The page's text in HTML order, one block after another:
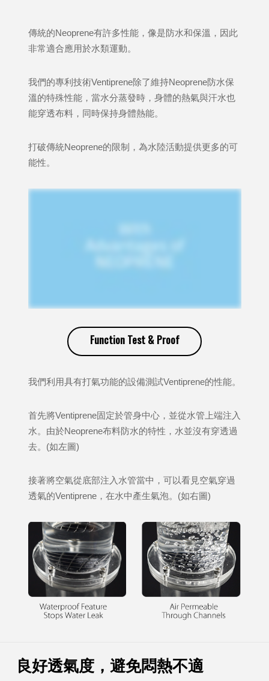
傳統的Neoprene有許多性能，像是防水和保溫，因此
非常適合應用於水類運動。
我們的專利技術Ventiprene除了維持Neoprene防水保
溫的特殊性能，當水分蒸發時，身體的熱氣與汗水也
能穿透布料，同時保持身體熱能。
打破傳統Neoprene的限制，為水陸活動提供更多的可
能性。
Function Test & Proof
我們利用具有打氣功能的設備測試Ventiprene的性能。
首先將Ventiprene固定於管身中心，並從水管上端注入
水。由於Neoprene布料防水的特性，水並沒有穿透過
去。(如左圖)
接著將空氣從底部注入水管當中，可以看見空氣穿過
透氣的Ventiprene，在水中產生氣泡。(如右圖)
良好透氣度，避免悶熱不適